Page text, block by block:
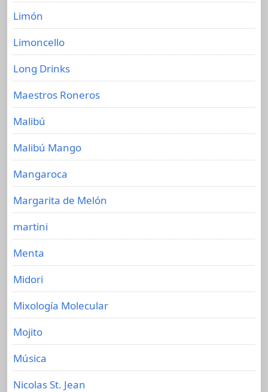
Limón
Limoncello
Long Drinks
Maestros Roneros
Malibú
Malibú Mango
Mangaroca
Margarita de Melón
martini
Menta
Midori
Mixología Molecular
Mojito
Música
Nicolas St. Jean